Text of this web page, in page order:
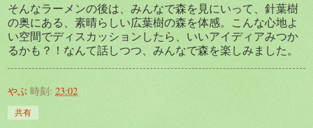
そんなラーメンの後は、みんなで森を見にいって、針葉樹
の奥にある、素晴らしい広葉樹の森を体感。こんな心地よ
い空間でディスカッションしたら、いいアイディアみつか
るかも？！なんて話しつつ、みんなで森を楽しみました。
やぶ 時刻: 23:02
共有